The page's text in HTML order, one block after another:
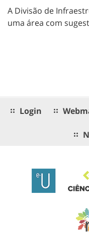
A Divisão de
uma área com
Login